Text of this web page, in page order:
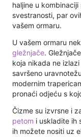
haljine u
svestranosti, par
vašem ormaru.
U vašem ormaru
gležnjače.
koja nikada ne
savršeno
modernim
pronaći odjeću s
Čizme su izvrsne i
petom i uskladite ih
ih možete nositi uz